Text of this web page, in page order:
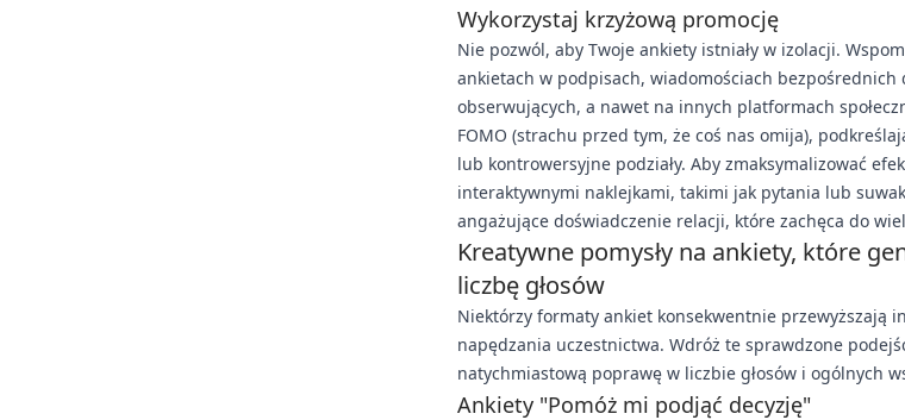
Wykorzystaj krzyżową promocję
Nie pozwól, aby Twoje ankiety istniały w izolacji.
ankietach w podpisach, wiadomościach bezpośrednich
obserwujących, a nawet na innych platformach
FOMO (strachu przed tym, że coś nas omija),
lub kontrowersyjne podziały. Aby zmaksymalizować
interaktywnymi naklejkami, takimi jak pytania lub
angażujące doświadczenie relacji, które zachęca do
Kreatywne pomysły na ankiety, które
liczbę głosów
Niektórzy formaty ankiet konsekwentnie przewyższają
napędzania uczestnictwa. Wdróż te sprawdzone
natychmiastową poprawę w liczbie głosów i ogólnych
Ankiety "Pomóż mi podjąć decyzję"